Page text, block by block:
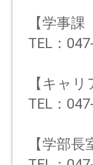
【学事課
TEL：
【キャ
TEL：
【学部長